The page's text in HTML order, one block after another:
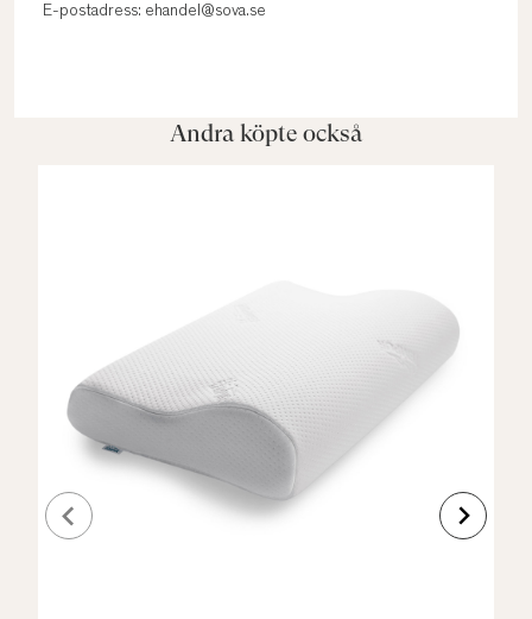
E-postadress: ehandel@sova.se
Andra köpte också